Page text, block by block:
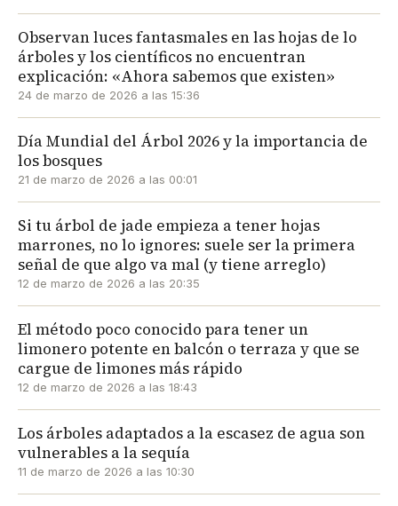
Observan luces fantasmales en las hojas de lo
árboles y los científicos no encuentran
explicación: «Ahora sabemos que existen»
24 de marzo de 2026 a las 15:36
Día Mundial del Árbol 2026 y la importancia de
los bosques
21 de marzo de 2026 a las 00:01
Si tu árbol de jade empieza a tener hojas
marrones, no lo ignores: suele ser la primera
señal de que algo va mal (y tiene arreglo)
12 de marzo de 2026 a las 20:35
El método poco conocido para tener un
limonero potente en balcón o terraza y que se
cargue de limones más rápido
12 de marzo de 2026 a las 18:43
Los árboles adaptados a la escasez de agua son
vulnerables a la sequía
11 de marzo de 2026 a las 10:30